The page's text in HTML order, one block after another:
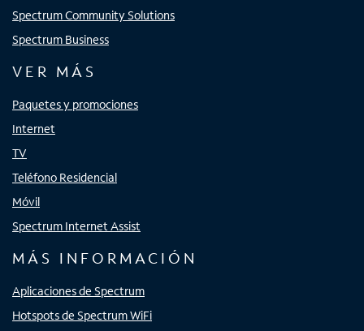
Spectrum Community Solutions
Spectrum Business
VER MÁS
Paquetes y promociones
Internet
TV
Teléfono Residencial
Móvil
Spectrum Internet Assist
MÁS INFORMACIÓN
Aplicaciones de Spectrum
Hotspots de Spectrum WiFi